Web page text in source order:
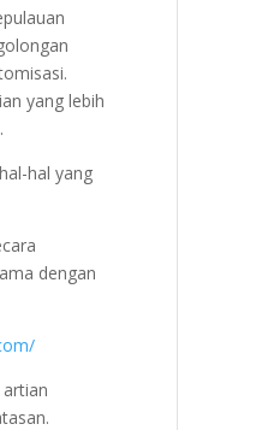
yang lebih
hal yang
dengan